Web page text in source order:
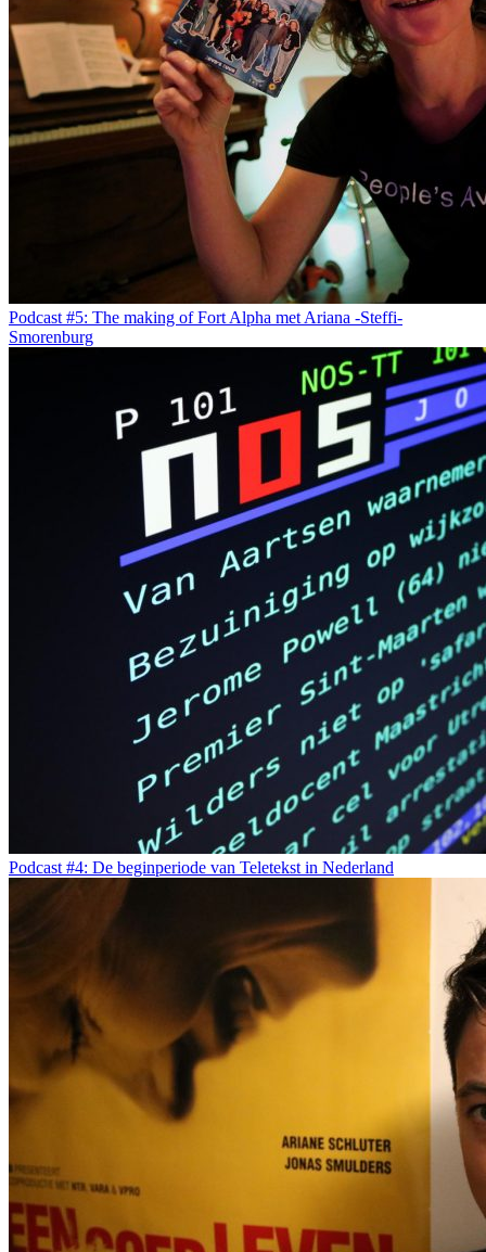
Podcast #5: The making of Fort Alpha met Ariana -Steffi-
Smorenburg
Podcast #4: De beginperiode van Teletekst in Nederland